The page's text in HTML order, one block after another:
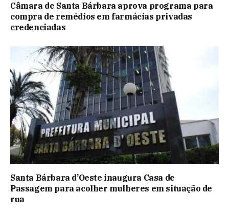
Câmara de Santa Bárbara aprova programa para
compra de remédios em farmácias privadas
credenciadas
Santa Bárbara d’Oeste inaugura Casa de
Passagem para acolher mulheres em situação de
rua